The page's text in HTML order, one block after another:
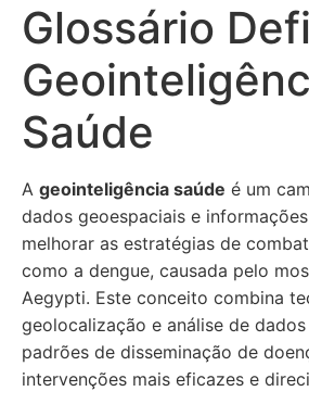
Glossário
Saúde
A geointeligência saúde é um
dados geoespaciais e
melhorar as estratégias de
como a dengue, causada pelo
Aegypti. Este conceito combina
geolocalização e análise de
padrões de disseminação de
intervenções mais eficazes e